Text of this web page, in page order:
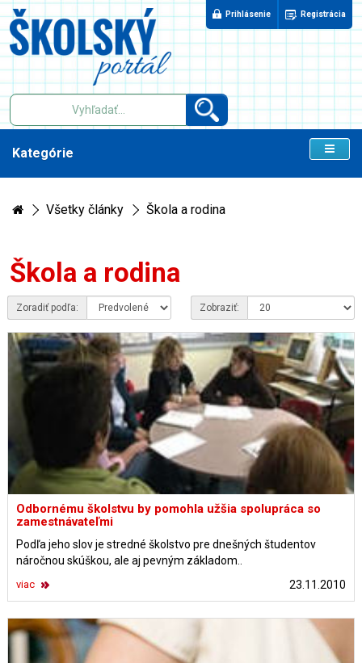
Prihlásenie Registrácia
Kategórie
Všetky články Škola a rodina
Škola a rodina
Zoradiť podľa: Zobraziť:
Odbornému školstvu by pomohla užšia spolupráca so
zamestnávateľmi
Podľa jeho slov je stredné školstvo pre dnešných študentov
náročnou skúškou, ale aj pevným základom..
23.11.2010
viac